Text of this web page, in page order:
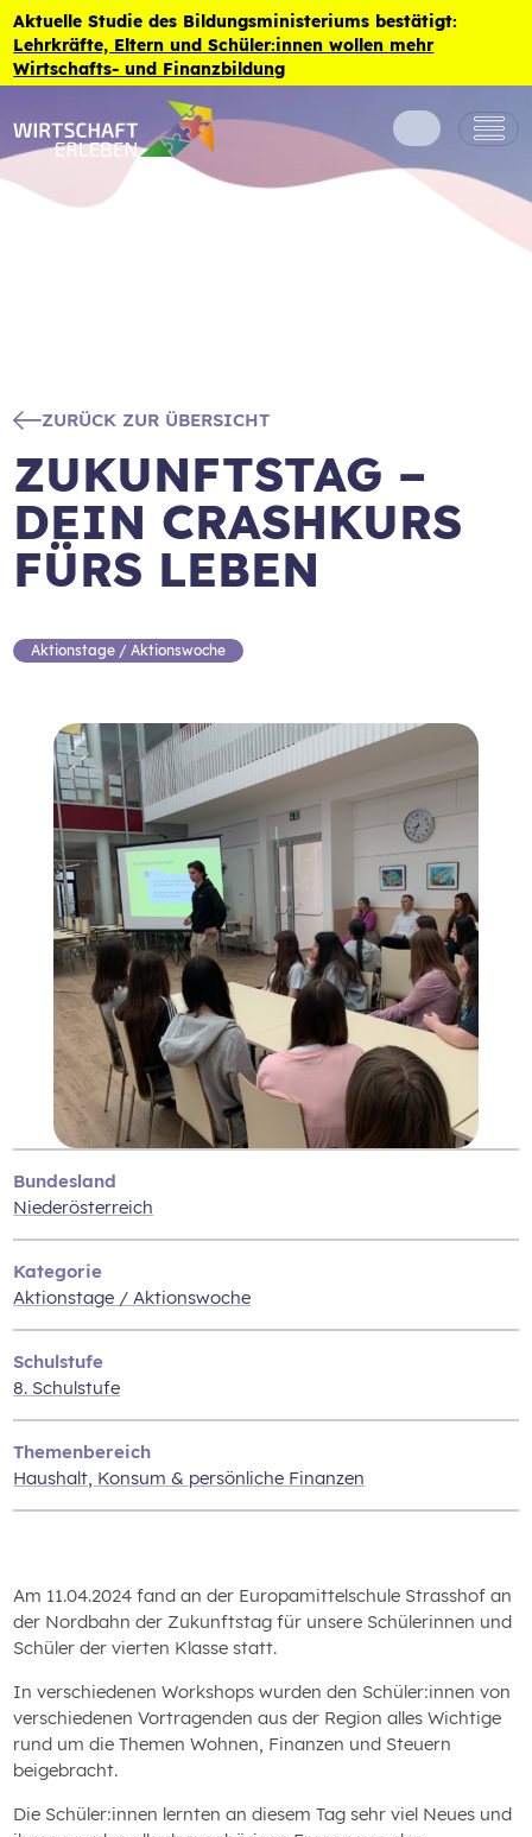
Zum Inhalt der Seite springen
Aktuelle Studie des Bildungsministeriums bestätigt:
Lehrkräfte, Eltern und Schüler:innen wollen mehr
Wirtschafts- und Finanzbildung
ZURÜCK ZUR ÜBERSICHT
ZUKUNFTSTAG –
DEIN CRASHKURS
FÜRS LEBEN
Aktionstage / Aktionswoche
Bundesland
Niederösterreich
Kategorie
Aktionstage / Aktionswoche
Schulstufe
8. Schulstufe
Themenbereich
Haushalt, Konsum & persönliche Finanzen
Am 11.04.2024 fand an der Europamittelschule Strasshof an
der Nordbahn der Zukunftstag für unsere Schülerinnen und
Schüler der vierten Klasse statt.
In verschiedenen Workshops wurden den Schüler:innen von
verschiedenen Vortragenden aus der Region alles Wichtige
rund um die Themen Wohnen, Finanzen und Steuern
beigebracht.
Die Schüler:innen lernten an diesem Tag sehr viel Neues und